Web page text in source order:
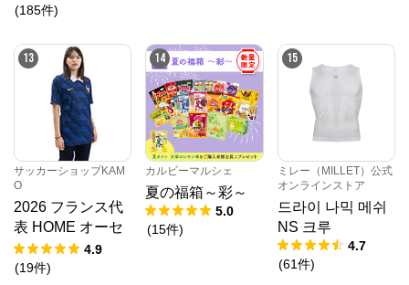
(185件)
13
サッカーショップKAM
O
2026 フランス代
表 HOME オーセ
ンティックユニフ
ォーム
4.9
(19件)
14
カルビーマルシェ
夏の福箱～彩～
5.0
(15件)
15
ミレー（MILLET）公式
オンラインストア
드라이 나믹 메쉬
NS 크루
4.7
(61件)